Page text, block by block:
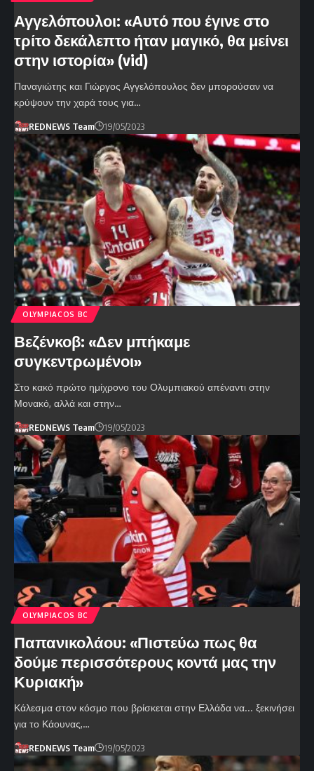
Αγγελόπουλοι: «Αυτό που έγινε στο
τρίτο δεκάλεπτο ήταν μαγικό, θα μείνει
στην ιστορία» (vid)
Παναγιώτης και Γιώργος Αγγελόπουλος δεν μπορούσαν να
κρύψουν την χαρά τους για…
REDNEWS Team 19/05/2023
OLYMPIACOS BC
Βεζένκοβ: «Δεν μπήκαμε
συγκεντρωμένοι»
Στο κακό πρώτο ημίχρονο του Ολυμπιακού απέναντι στην
Μονακό, αλλά και στην…
REDNEWS Team 19/05/2023
OLYMPIACOS BC
Παπανικολάου: «Πιστεύω πως θα
δούμε περισσότερους κοντά μας την
Κυριακή»
Κάλεσμα στον κόσμο που βρίσκεται στην Ελλάδα να... ξεκινήσει
για το Κάουνας,…
REDNEWS Team 19/05/2023